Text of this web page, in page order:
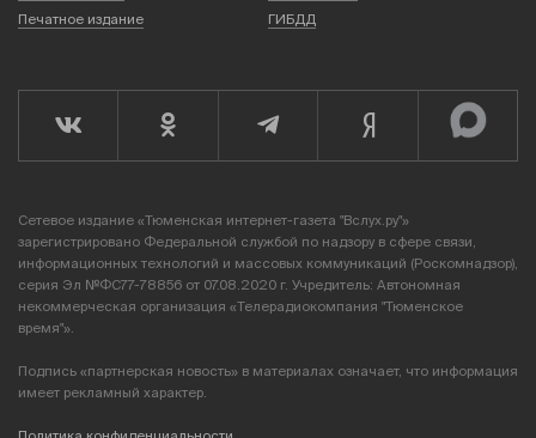
Печатное издание
ГИБДД
Сетевое издание «Тюменская интернет-газета "Вслух.ру"»
зарегистрировано Федеральной службой по надзору в сфере связи,
информационных технологий и массовых коммуникаций (Роскомнадзор),
серия Эл №ФС77-78856 от 07.08.2020 г. Учредитель: Автономная
некоммерческая организация «Телерадиокомпания "Тюменское
время"».
Подпись «партнерская новость» в материалах означает, что информация
имеет рекламный характер.